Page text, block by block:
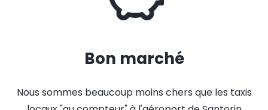
Bon marché
Nous sommes beaucoup moins chers que les taxis